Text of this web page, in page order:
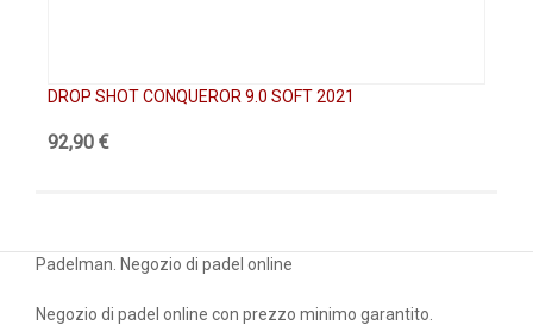
DROP SHOT CONQUEROR 9.0 SOFT 2021
92,90 €
Padelman. Negozio di padel online
Negozio di padel online con prezzo minimo garantito.